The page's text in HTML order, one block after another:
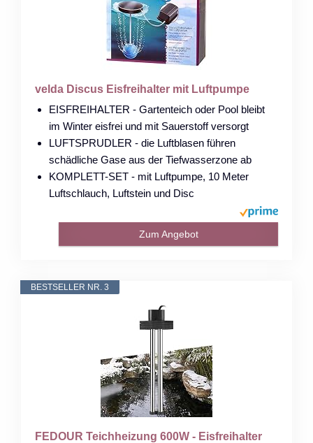
velda Discus Eisfreihalter mit Luftpumpe
EISFREIHALTER - Gartenteich oder Pool bleibt
im Winter eisfrei und mit Sauerstoff versorgt
LUFTSPRUDLER - die Luftblasen führen
schädliche Gase aus der Tiefwasserzone ab
KOMPLETT-SET - mit Luftpumpe, 10 Meter
Luftschlauch, Luftstein und Disc
Zum Angebot
BESTSELLER NR. 3
FEDOUR Teichheizung 600W - Eisfreihalter